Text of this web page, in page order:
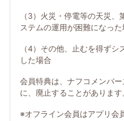
（3）火災・停電等の天災
ステムの運用が困難になった
（4）その他、止むを得ず
した場合
会員特典は、ナフコメンバ
に、廃止することがあります
※オフライン会員はアプリ会